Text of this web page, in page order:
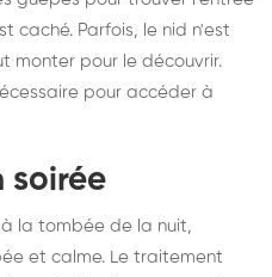
caché. Parfois, le nid n'est
monter pour le découvrir.
pour accéder à
soirée
la tombée de la nuit,
et calme. Le traitement